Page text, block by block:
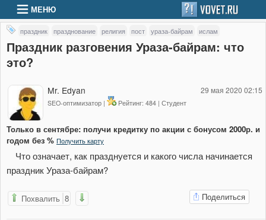
МЕНЮ
праздник празднование религия пост ураза-байрам ислам
Праздник разговения Ураза-байрам: что
это?
29 мая 2020 02:15
Mr. Edyan
SEO-оптимизатор | Рейтинг: 484 | Студент
Только в сентябре: получи кредитку по акции с бонусом 2000р. и
годом без % Получить карту
Что означает, как празднуется и какого числа начинается
праздник Ураза-байрам?
Похвалить 8 Поделиться